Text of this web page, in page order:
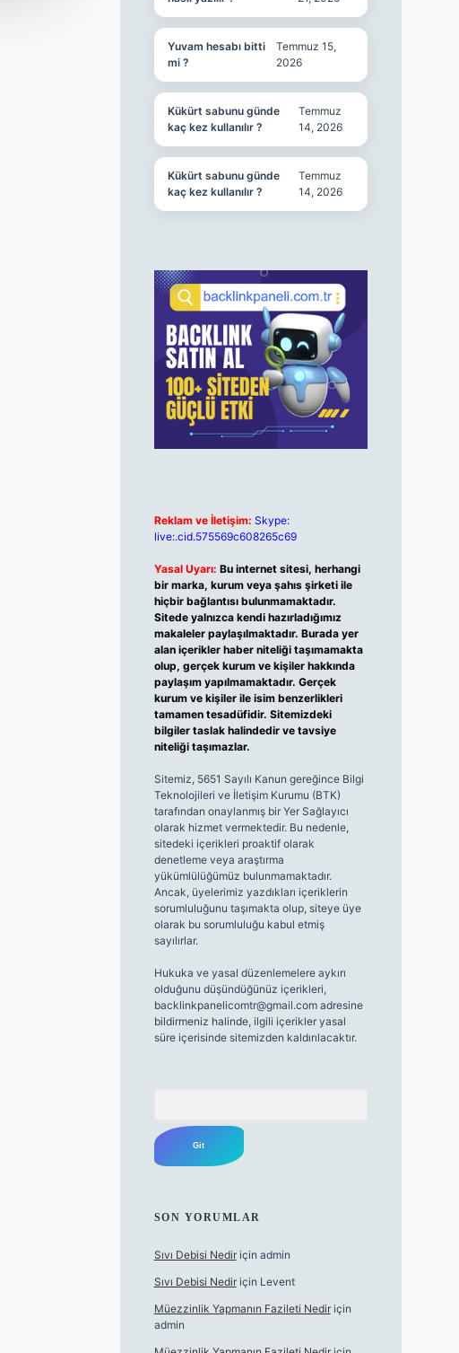
Yuvam hesabı bitti
mi ?
Temmuz 15,
2026
Kükürt sabunu günde
kaç kez kullanılır ?
Temmuz
14, 2026
Kükürt sabunu günde
kaç kez kullanılır ?
Temmuz
14, 2026
Reklam ve İletişim: Skype:
live:.cid.575569c608265c69
Yasal Uyarı: Bu internet sitesi, herhangi
bir marka, kurum veya şahıs şirketi ile
hiçbir bağlantısı bulunmamaktadır.
Sitede yalnızca kendi hazırladığımız
makaleler paylaşılmaktadır. Burada yer
alan içerikler haber niteliği taşımamakta
olup, gerçek kurum ve kişiler hakkında
paylaşım yapılmamaktadır. Gerçek
kurum ve kişiler ile isim benzerlikleri
tamamen tesadüfidir. Sitemizdeki
bilgiler taslak halindedir ve tavsiye
niteliği taşımazlar.
Sitemiz, 5651 Sayılı Kanun gereğince Bilgi
Teknolojileri ve İletişim Kurumu (BTK)
tarafından onaylanmış bir Yer Sağlayıcı
olarak hizmet vermektedir. Bu nedenle,
sitedeki içerikleri proaktif olarak
denetleme veya araştırma
yükümlülüğümüz bulunmamaktadır.
Ancak, üyelerimiz yazdıkları içeriklerin
sorumluluğunu taşımakta olup, siteye üye
olarak bu sorumluluğu kabul etmiş
sayılırlar.
Hukuka ve yasal düzenlemelere aykırı
olduğunu düşündüğünüz içerikleri,
backlinkpanelicomtr@gmail.comadresine
bildirmeniz halinde, ilgili içerikler yasal
süre içerisinde sitemizden kaldırılacaktır.
SON YORUMLAR
Sıvı Debisi Nediriçin admin
Sıvı Debisi Nediriçin Levent
Müezzinlik Yapmanın Fazileti Nediriçin
admin